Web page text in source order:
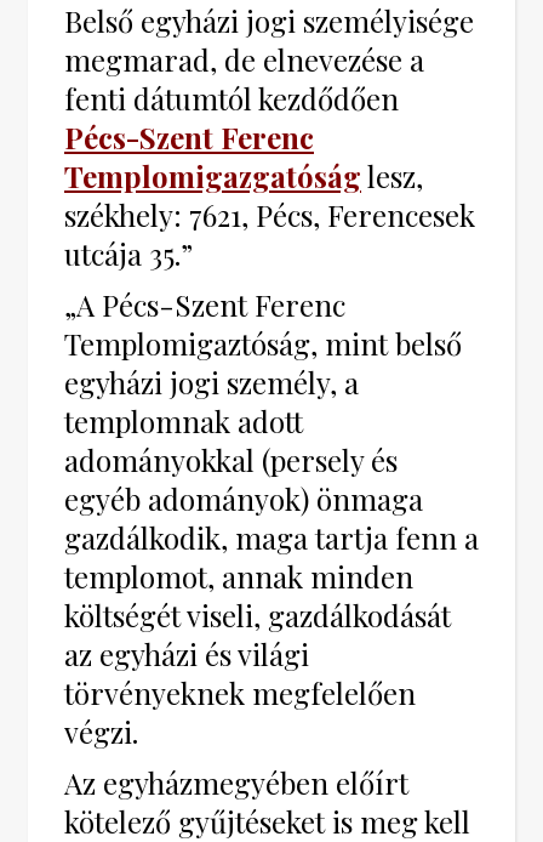
Belső egyházi jogi személyisége
megmarad, de elnevezése a
fenti dátumtól kezdődően
Pécs-Szent Ferenc
Templomigazgatóságlesz,
székhely: 7621, Pécs, Ferencesek
utcája 35.”
„A Pécs-Szent Ferenc
Templomigaztóság, mint belső
egyházi jogi személy, a
templomnak adott
adományokkal (persely és
egyéb adományok) önmaga
gazdálkodik, maga tartja fenn a
templomot, annak minden
költségét viseli, gazdálkodását
az egyházi és világi
törvényeknek megfelelően
végzi.
Az egyházmegyében előírt
kötelező gyűjtéseket is meg kell